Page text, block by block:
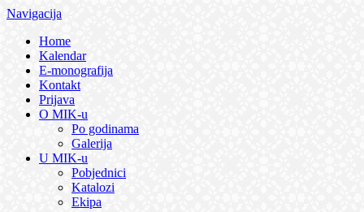
Navigacija
Home
Kalendar
E-monografija
Kontakt
Prijava
O MIK-u
Po godinama
Galerija
U MIK-u
Pobjednici
Katalozi
Ekipa